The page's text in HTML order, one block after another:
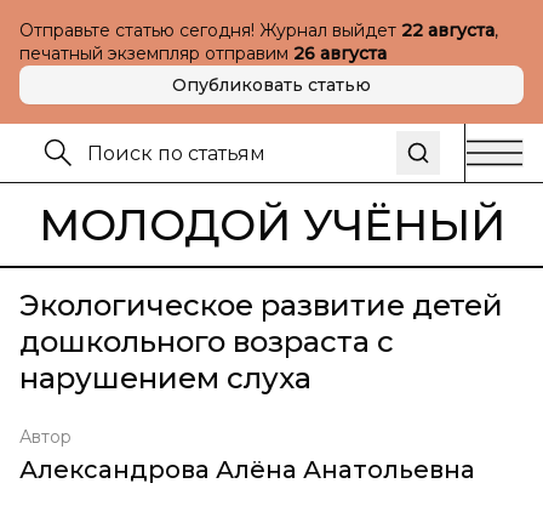
Отправьте статью сегодня! Журнал выйдет 22 августа,
печатный экземпляр отправим 26 августа
Опубликовать статью
МОЛОДОЙ УЧЁНЫЙ
Экологическое развитие детей
дошкольного возраста с
нарушением слуха
Автор
Александрова Алёна Анатольевна